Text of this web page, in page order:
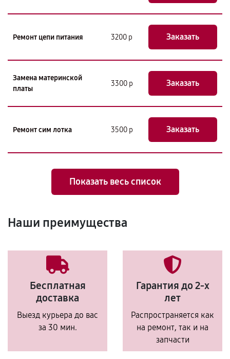
Ремонт цепи питания 3200 р Заказать
Замена материнской
платы
3300 р Заказать
Ремонт сим лотка 3500 р Заказать
Показать весь список
Наши преимущества
Бесплатная
доставка
Выезд курьера до вас
за 30 мин.
Гарантия до 2-х
лет
Распространяется как
на ремонт, так и на
запчасти